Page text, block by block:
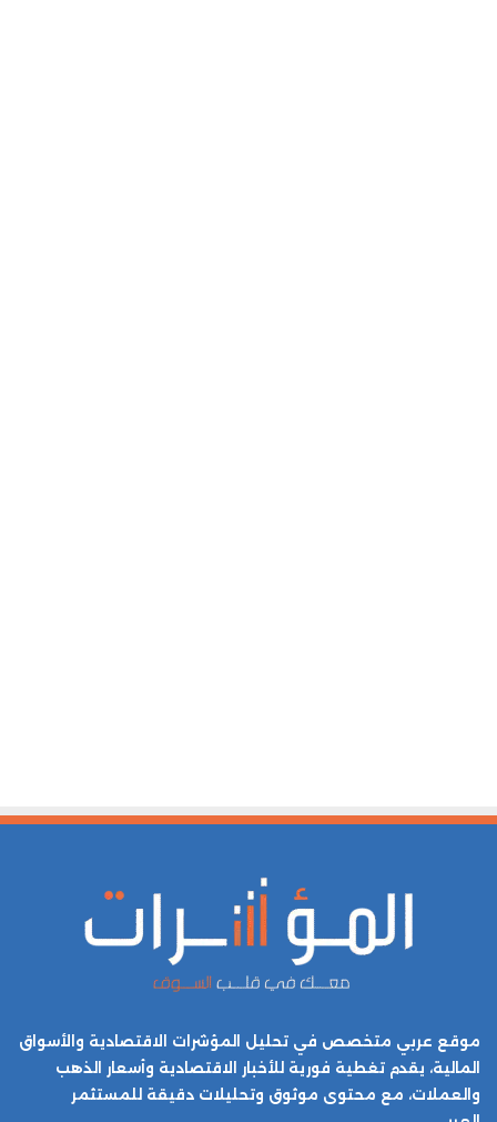
موقع عربي متخصص في تحليل المؤشرات الاقتصادية والأسواق
المالية، يقدم تغطية فورية للأخبار الاقتصادية وأسعار الذهب
والعملات، مع محتوى موثوق وتحليلات دقيقة للمستثمر